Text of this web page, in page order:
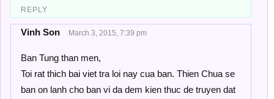
REPLY
Vinh Son March 3, 2015, 7:39 pm
Ban Tung than men,
Toi rat thich bai viet tra loi nay cua ban. Thien Chua se
ban on lanh cho ban vi da dem kien thuc de truyen dat